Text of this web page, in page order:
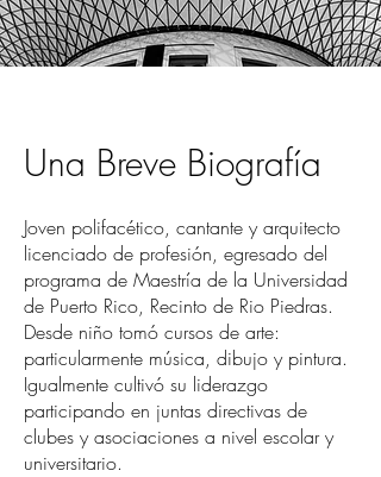
Una Breve Biografía
Joven polifacético, cantante y arquitecto
licenciado de profesión, egresado del
programa de Maestría de la Universidad
de Puerto Rico, Recinto de Rio Piedras.
Desde niño tomó cursos de arte:
particularmente música, dibujo y pintura.
Igualmente cultivó su liderazgo
participando en juntas directivas de
clubes y asociaciones a nivel escolar y
universitario.